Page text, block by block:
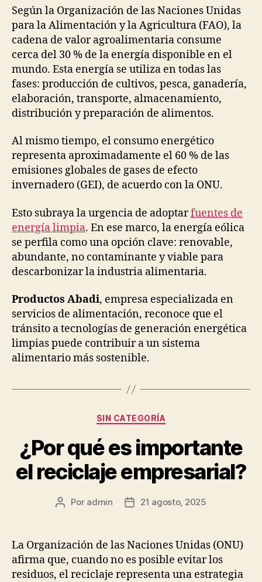
publicación
publicación
Según la Organización de las Naciones Unidas
para la Alimentación y la Agricultura (FAO), la
cadena de valor agroalimentaria consume
cerca del 30 % de la energía disponible en el
mundo. Esta energía se utiliza en todas las
fases: producción de cultivos, pesca, ganadería,
elaboración, transporte, almacenamiento,
distribución y preparación de alimentos.
Al mismo tiempo, el consumo energético
representa aproximadamente el 60 % de las
emisiones globales de gases de efecto
invernadero (GEI), de acuerdo con la ONU.
Esto subraya la urgencia de adoptarfuentes de
energía limpia. En ese marco, la energía eólica
se perfila como una opción clave: renovable,
abundante, no contaminante y viable para
descarbonizar la industria alimentaria.
Productos Abadi, empresa especializada en
servicios de alimentación, reconoce que el
tránsito a tecnologías de generación energética
limpias puede contribuir a un sistema
alimentario más sostenible.
Categorías
SIN CATEGORÍA
¿Por qué es importante
el reciclaje empresarial?
Autor
publicación
Por admin
Fecha
publicación
21 agosto, 2025
La Organización de las Naciones Unidas (ONU)
afirma que, cuando no es posible evitar los
residuos, el reciclaje representa una estrategia